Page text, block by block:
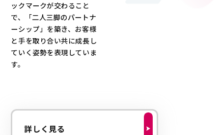
ックマークが交わること
で、「二人三脚のパートナ
ーシップ」を築き、お客様
と手を取り合い共に成長し
ていく姿勢を表現していま
す。
詳しく見る